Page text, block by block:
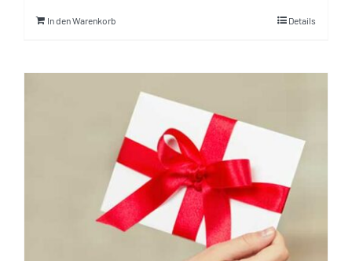
In den Warenkorb Details